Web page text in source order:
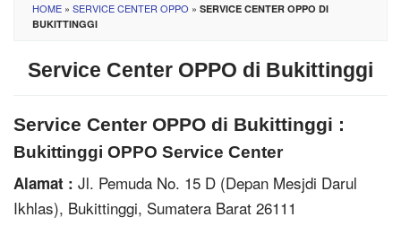
HOME » SERVICE CENTER OPPO » SERVICE CENTER OPPO DI
BUKITTINGGI
Service Center OPPO di Bukittinggi
Service Center OPPO di Bukittinggi :
Bukittinggi OPPO Service Center
Alamat : Jl. Pemuda No. 15 D (Depan Mesjdi Darul
Ikhlas), Bukittinggi, Sumatera Barat 26111